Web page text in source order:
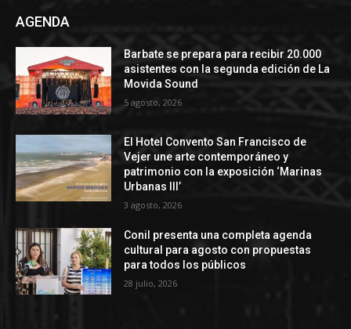
AGENDA
Barbate se prepara para recibir 20.000
asistentes con la segunda edición de La
Movida Sound
5 agosto, 2026
El Hotel Convento San Francisco de
Vejer une arte contemporáneo y
patrimonio con la exposición ‘Marinas
Urbanas III’
3 agosto, 2026
Conil presenta una completa agenda
cultural para agosto con propuestas
para todos los públicos
28 julio, 2026